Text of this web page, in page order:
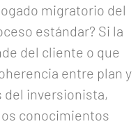
migratorio del
estándar? Si la
del cliente o que
entre plan y
del inversionista,
conocimientos